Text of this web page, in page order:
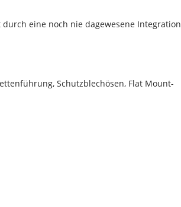
eine noch nie dagewesene Integration
Schutzblechösen, Flat Mount-